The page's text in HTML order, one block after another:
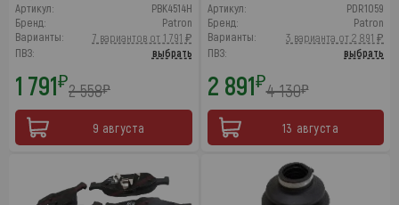
Артикул:
PBK4514H
Бренд:
Patron
Варианты:
7 вариантов от 1 791 ₽
ПВЗ:
выбрать
1 791₽2 558₽
9 августа
Артикул:
PDR1059
Бренд:
Patron
Варианты:
3 варианта от 2 891 ₽
ПВЗ:
выбрать
2 891₽4 130₽
13 августа